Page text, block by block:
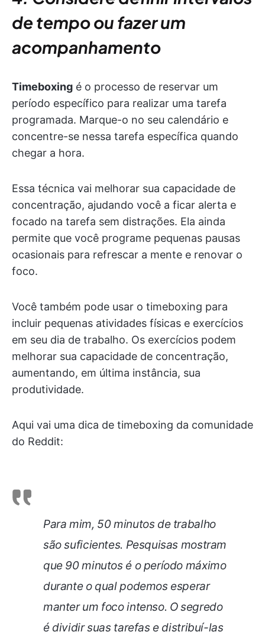
de tempo ou fazer um
acompanhamento
Timeboxing é o processo de reservar um
período específico para realizar uma tarefa
programada. Marque-o no seu calendário e
concentre-se nessa tarefa específica quando
chegar a hora.
Essa técnica vai melhorar sua capacidade de
concentração, ajudando você a ficar alerta e
focado na tarefa sem distrações. Ela ainda
permite que você programe pequenas pausas
ocasionais para refrescar a mente e renovar o
foco.
Você também pode usar o timeboxing para
incluir pequenas atividades físicas e exercícios
em seu dia de trabalho. Os exercícios podem
melhorar sua capacidade de concentração,
aumentando, em última instância, sua
produtividade.
Aqui vai uma dica de timeboxing da comunidade
do Reddit:
Para mim, 50 minutos de trabalho
são suficientes. Pesquisas mostram
que 90 minutos é o período máximo
durante o qual podemos esperar
manter um foco intenso. O segredo
é dividir suas tarefas e distribuí-las